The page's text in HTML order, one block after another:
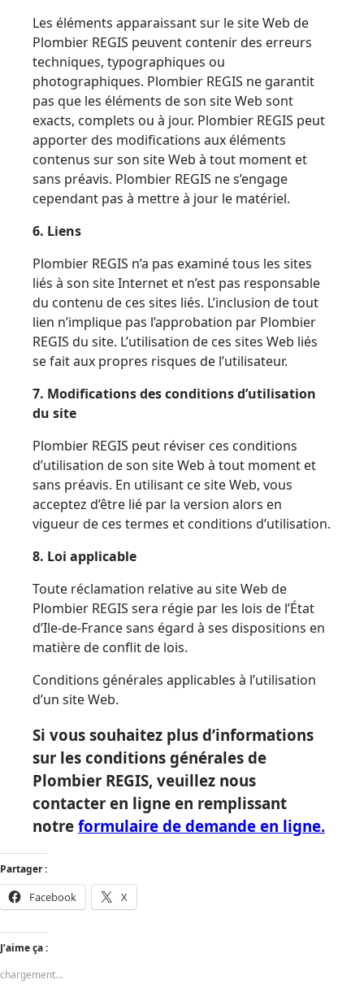
Les éléments apparaissant sur le site Web de
Plombier REGIS peuvent contenir des erreurs
techniques, typographiques ou
photographiques. Plombier REGIS ne garantit
pas que les éléments de son site Web sont
exacts, complets ou à jour. Plombier REGIS peut
apporter des modifications aux éléments
contenus sur son site Web à tout moment et
sans préavis. Plombier REGIS ne s’engage
cependant pas à mettre à jour le matériel.
6. Liens
Plombier REGIS n’a pas examiné tous les sites
liés à son site Internet et n’est pas responsable
du contenu de ces sites liés. L’inclusion de tout
lien n’implique pas l’approbation par Plombier
REGIS du site. L’utilisation de ces sites Web liés
se fait aux propres risques de l’utilisateur.
7. Modifications des conditions d’utilisation
du site
Plombier REGIS peut réviser ces conditions
d’utilisation de son site Web à tout moment et
sans préavis. En utilisant ce site Web, vous
acceptez d’être lié par la version alors en
vigueur de ces termes et conditions d’utilisation.
8. Loi applicable
Toute réclamation relative au site Web de
Plombier REGIS sera régie par les lois de l’État
d’Ile-de-France sans égard à ses dispositions en
matière de conflit de lois.
Conditions générales applicables à l’utilisation
d’un site Web.
Si vous souhaitez plus d’informations
sur les conditions générales de
Plombier REGIS, veuillez nous
contacter en ligne en remplissant
notre formulaire de demande en ligne.
Partager :
Facebook X
J’aime ça :
chargement…